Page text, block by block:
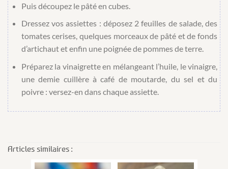
Puis découpez le pâté en cubes.
Dressez vos assiettes : déposez 2 feuilles de salade, des
tomates cerises, quelques morceaux de pâté et de fonds
d’artichaut et enfin une poignée de pommes de terre.
Préparez la vinaigrette en mélangeant l’huile, le vinaigre,
une demie cuillère à café de moutarde, du sel et du
poivre : versez-en dans chaque assiette.
Articles similaires :